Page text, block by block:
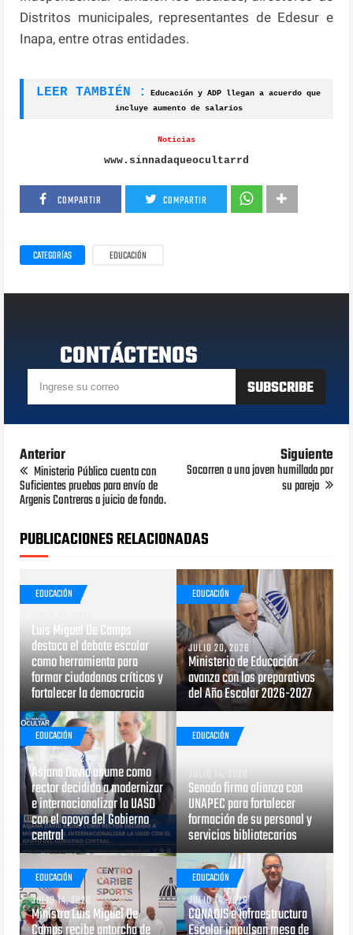
Distritos municipales, representantes de Edesur e
Inapa, entre otras entidades.
LEER TAMBIÉN :
Educación y ADP llegan a acuerdo que
incluye aumento de salarios
Noticias
www.sinnadaqueocultarrd
COMPARTIR COMPARTIR
CATEGORÍAS EDUCACIÓN
CONTÁCTENOS
Anterior
Ministerio Público cuenta con
Suficientes pruebas para envío de
Argenis Contreras a juicio de fondo.
Siguiente
Socorren a una joven humillada por
su pareja
PUBLICACIONES RELACIONADAS
EDUCACIÓN
Luis Miguel De Camps
destaca el debate escolar
como herramienta para
formar ciudadanos críticos y
fortalecer la democracia
EDUCACIÓN
JULIO 20, 2026
Ministerio de Educación
avanza con los preparativos
del Año Escolar 2026-2027
EDUCACIÓN
JULIO 17, 2026
Asjana David asume como
rector decidido a modernizar
e internacionalizar la UASD
con el apoyo del Gobierno
central
EDUCACIÓN
JULIO 14, 2026
Senado firma alianza con
UNAPEC para fortalecer
formación de su personal y
servicios bibliotecarios
EDUCACIÓN
JULIO 14, 2026
Ministro Luis Miguel De
Camps recibe antorcha de
EDUCACIÓN
JULIO 14, 2026
CONADIS e Infraestructura
Escolar impulsan mesa de